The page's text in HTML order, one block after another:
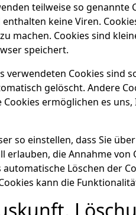
teilweise so genannte
enthalten keine Viren.
machen. Cookies sind
speichert.
verwendeten Cookies sind
gelöscht. Andere
Cookies ermöglichen es
so einstellen, dass Sie
erlauben, die Annahme
Löschen der
kann die